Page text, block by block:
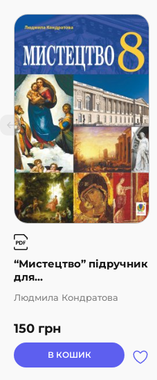
“Мистецтво” підручник
для...
150 грн
Людмила Кондратова
В КОШИК